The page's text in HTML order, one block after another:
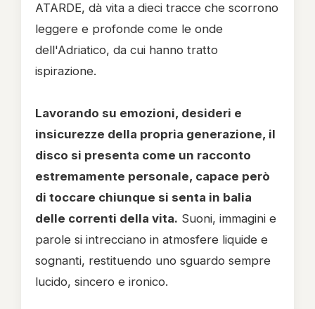
ATARDE, dà vita a dieci tracce che scorrono
leggere e profonde come le onde
dell'Adriatico, da cui hanno tratto
ispirazione.
Lavorando su emozioni, desideri e
insicurezze della propria generazione, il
disco si presenta come un racconto
estremamente personale, capace però
di toccare chiunque si senta in balia
delle correnti della vita. Suoni, immagini e
parole si intrecciano in atmosfere liquide e
sognanti, restituendo uno sguardo sempre
lucido, sincero e ironico.